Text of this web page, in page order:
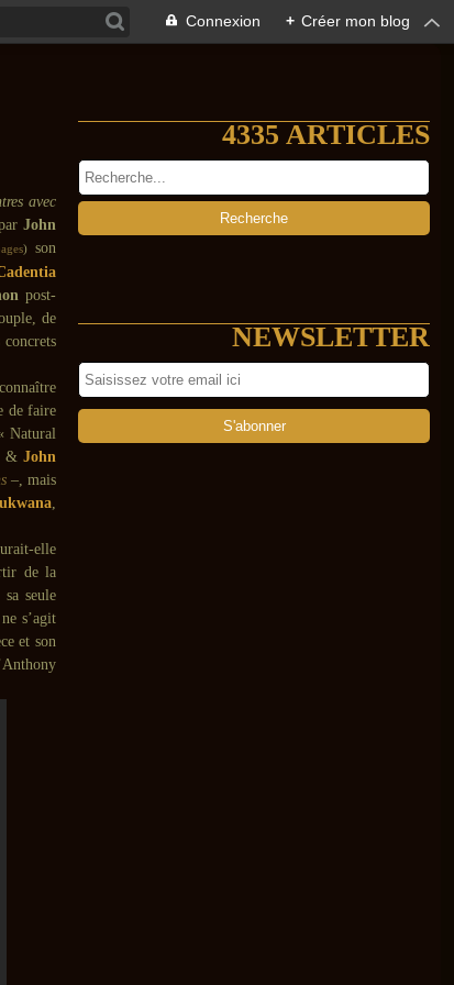
Connexion + Créer mon blog
avec
John
)
son
post-
de
de faire
Natural
&John
–, mais
,
elle
de la
seule
s’agit
et son
4335 ARTICLES
NEWSLETTER